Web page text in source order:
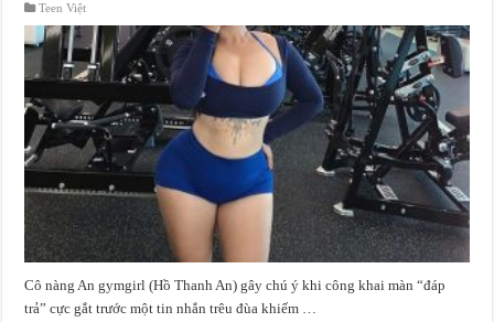
Teen Việt
Cô nàng An gymgirl (Hồ Thanh An) gây chú ý khi công khai màn “đáp
trả” cực gắt trước một tin nhắn trêu đùa khiếm …